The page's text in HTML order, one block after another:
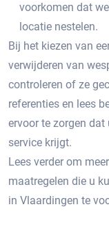
voorkomen dat
locatie nestelen.​
Bij het kiezen van
verwijderen van
controleren of ze
referenties en lees
ervoor te zorgen
service krijgt.​
Lees verder om
maatregelen die u
in Vlaardingen te